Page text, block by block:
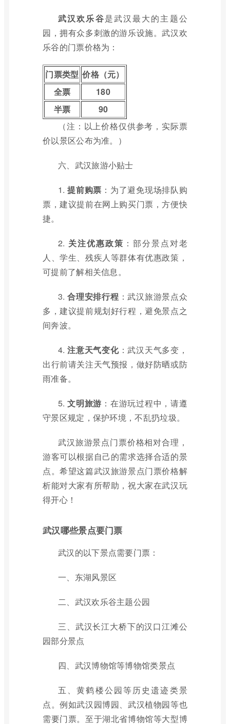
武汉欢乐谷是武汉最大的主题公
园，拥有众多刺激的游乐设施。武汉欢
乐谷的门票价格为：
门票类型 价格（元）
全票
180
半票
90
（注：以上价格仅供参考，实际票
价以景区公布为准。）
六、武汉旅游小贴士
1.提前购票 ：为了避免现场排队购
票，建议提前在网上购买门票，方便快
捷。
2. 关注优惠政策 ：部分景点对老
人、学生、残疾人等群体有优惠政策，
可提前了解相关信息。
3.合理安排行程 ：武汉旅游景点众
多，建议提前规划好行程，避免景点之
间奔波。
4.注意天气变化：武汉天气多变，
出行前请关注天气预报，做好防晒或防
雨准备。
5.文明旅游 ：在游玩过程中，请遵
守景区规定，保护环境，不乱扔垃圾。
武汉旅游景点门票价格相对合理，
游客可以根据自己的需求选择合适的景
点。希望这篇武汉旅游景点门票价格解
析能对大家有所帮助，祝大家在武汉玩
得开心！
武汉哪些景点要门票
武汉的以下景点需要门票：
一、东湖风景区
二、武汉欢乐谷主题公园
三、武汉长江大桥下的汉口江滩公
园部分景点
四、武汉博物馆等博物馆类景点
五、黄鹤楼公园等历史遗迹类景
点。例如武汉园博园、武汉植物园等也
需要门票。至于湖北省博物馆等大型博